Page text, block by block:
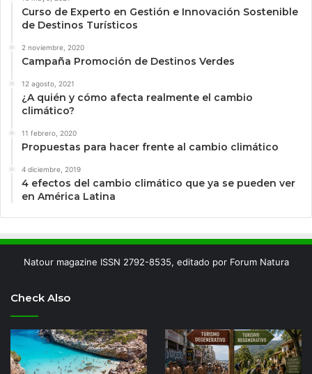
Curso de Experto en Gestión e Innovación Sostenible
de Destinos Turísticos
2 noviembre, 2020
Campaña Promoción de Destinos Verdes
12 agosto, 2021
¿A quién y cómo afecta realmente el cambio
climático?
11 febrero, 2020
Propuestas para hacer frente al cambio climático
4 diciembre, 2019
4 efectos del cambio climático que ya se pueden ver
en América Latina
Natour magazine ISSN 2792-8535, editado por Forum Natura
Check Also